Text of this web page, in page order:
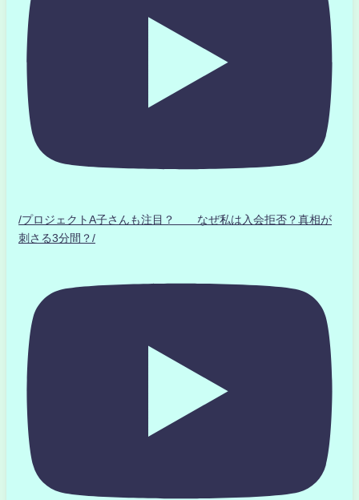
/プロジェクトA子さんも注目？ なぜ私は入会拒否？真相が
刺さる3分間？/